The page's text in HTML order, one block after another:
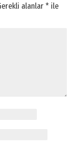
alanlar* ile